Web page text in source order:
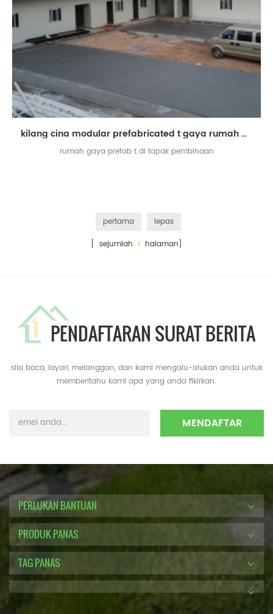
kilang cina modular prefabricated t gaya rumah di tapak pembinaan
rumah gaya prefab t di tapak pembinaan
pertama
lepas
[ sejumlah 1 halaman]
PENDAFTARAN SURAT BERITA
sila baca, layari, melanggan, dan kami mengalu-alukan anda untuk
memberitahu kami apa yang anda fikirkan.
PERLUKAN BANTUAN
PRODUK PANAS
TAG PANAS